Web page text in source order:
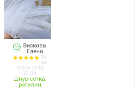
Вискова
Елена
15
ок
тября 2018
21:38
Шнур-сетка,
регилин